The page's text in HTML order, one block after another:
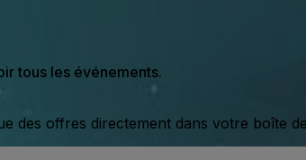
tous les événements.
des offres directement dans votre boîte